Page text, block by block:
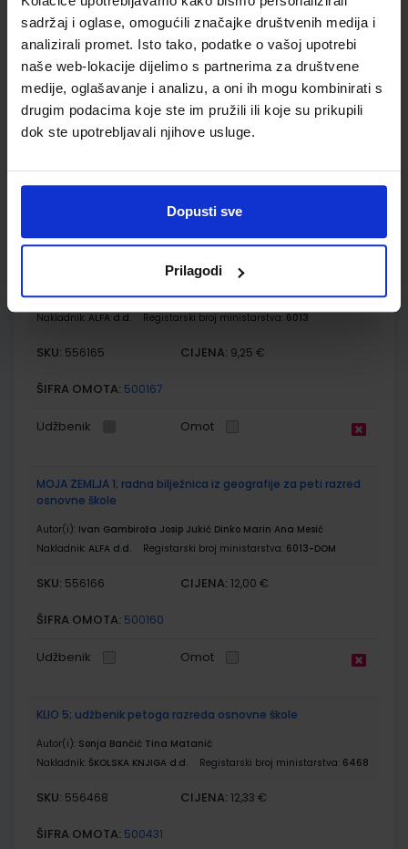
sadržaj i oglase, omogućili značajke društvenih medija i
analizirali promet. Isto tako, podatke o vašoj upotrebi
naše web-lokacije dijelimo s partnerima za društvene
medije, oglašavanje i analizu, a oni ih mogu kombinirati s
drugim podacima koje ste im pružili ili koje su prikupili
dok ste upotrebljavali njihove usluge.
Dopusti sve
Prilagodi
PRIRODA 5; udžbenik iz prirode za 5. razred osnovne škole
Autor(i):Biljana Agić Tamara Banović Ana Lopac Groš
Nakladnik:PROFIL KLETT d.o.o. Registarski broj ministarstva:6142
SKU: 556159 CIJENA:
Autor(i):Ivan Gambiroža Josip Jukić Dinko Marin Ana Mesić
Nakladnik: ALFA d.d. Registarski broj ministarstva: 6013
SKU: 556165 CIJENA: 9,25 €
ŠIFRA OMOTA: 500167
Udžbenik Omot
MOJA ZEMLJA 1; radna bilježnica iz geografije za peti razred
osnovne škole
Autor(i): Ivan Gambiroža Josip Jukić Dinko Marin Ana Mesić
Nakladnik: ALFA d.d. Registarski broj ministarstva: 6013-DOM
SKU: 556166 CIJENA: 12,00 €
ŠIFRA OMOTA: 500160
Udžbenik Omot
KLIO 5; udžbenik petoga razreda osnovne škole
Autor(i): Sonja Bančić Tina Matanić
Nakladnik: ŠKOLSKA KNJIGA d.d. Registarski broj ministarstva: 6468
SKU: 556468 CIJENA: 12,33 €
ŠIFRA OMOTA: 500431